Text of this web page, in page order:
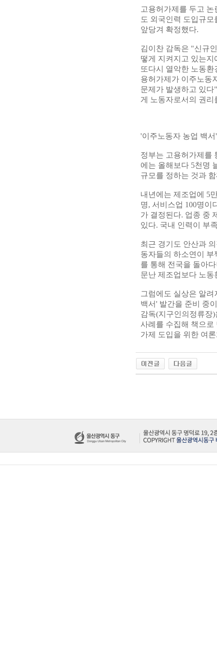
고용허가제를 두고
도 외국인력 도입규
앞당겨 확정했다.
김이찬 감독은 "신규
떻게 지켜지고 있는
또다시 열악한 노동
용허가제가 이주노동
문제가 발생하고 있
게 노동자로서의 권
'이주노동자 농업 백
정부는 고용허가제를
에는 올해보다 5천명
규모를 정하는 것과
내년에는 제조업에 5
명, 서비스업 100명이
가 결정된다. 업종 중
있다. 국내 인력이 부
최근 경기도 안산과
동자들의 하소연이
를 통해 전국을 돌아
문난 제조업보다 노
그럼에도 실상은 알
백서' 발간을 준비 중
감독(지구인의정류장
사례를 수집해 책으
가제 도입을 위한 여